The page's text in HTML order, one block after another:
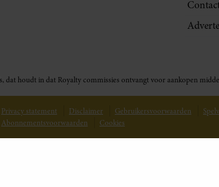
dat houdt in dat Royalty commissies ontvangt voor aankopen
Privacy statement Disclaimer Gebruikersvoorwaarden
Abonnementsvoorwaarden
Cookies